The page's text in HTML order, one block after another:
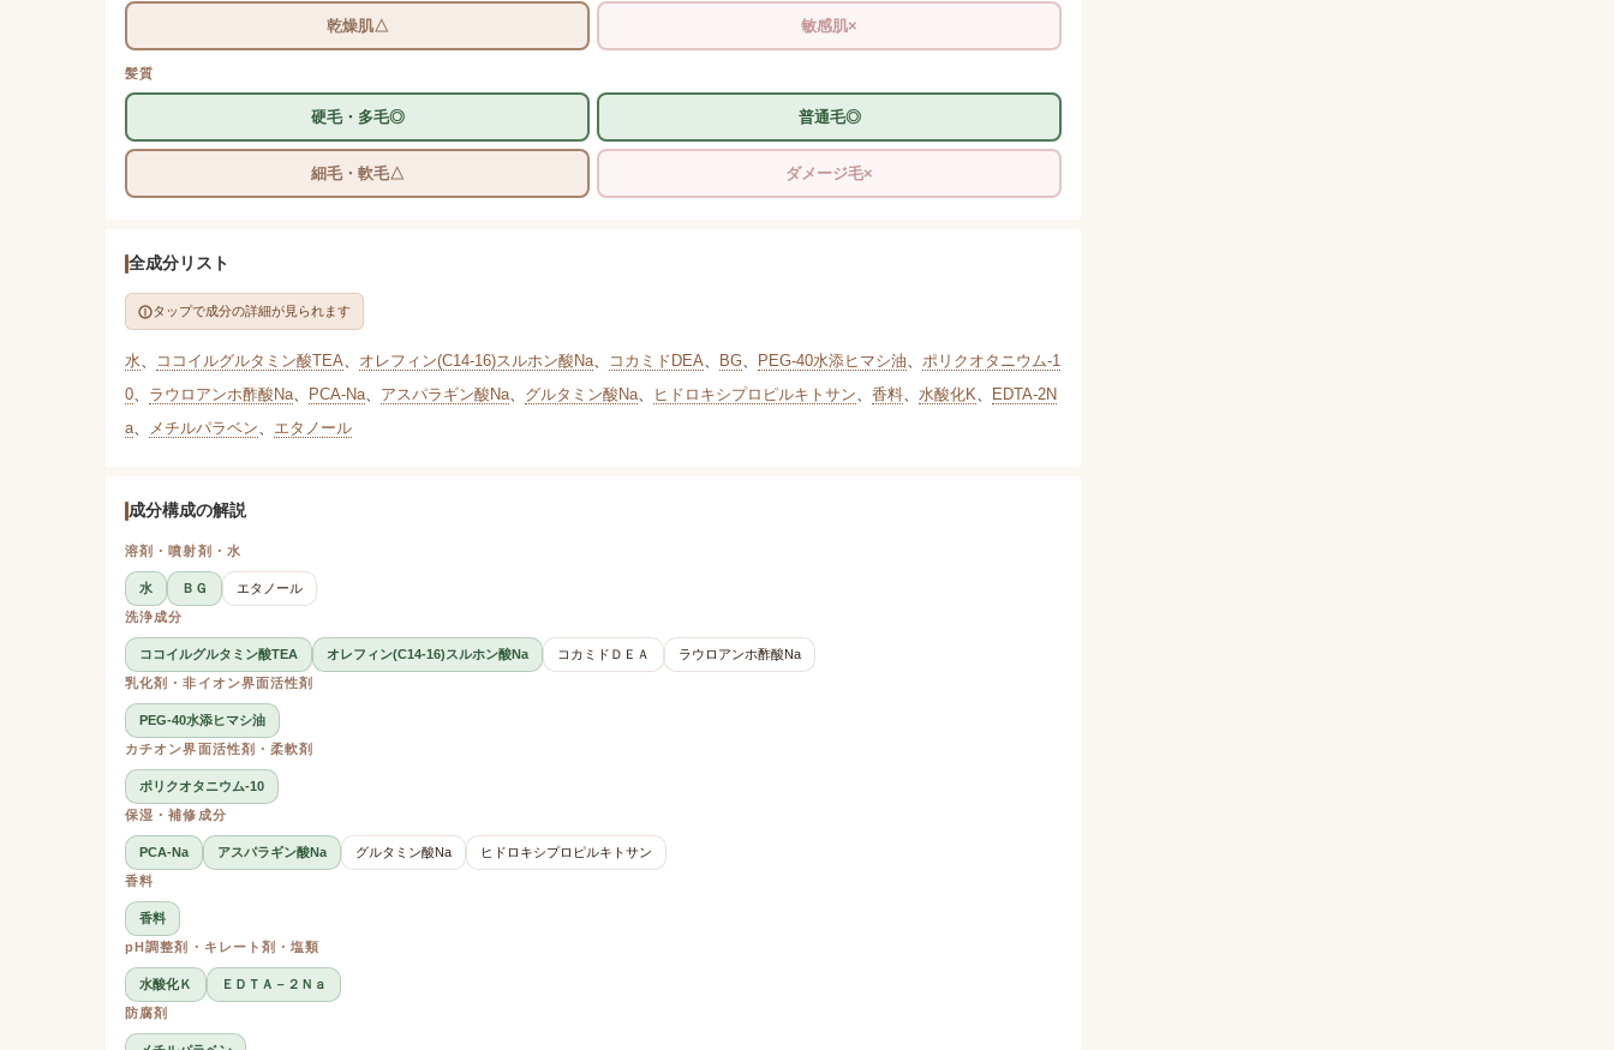
乾燥肌△ 敏感肌×
髪質
硬毛・多毛◎ 普通毛◎
細毛・軟毛△ ダメージ毛×
全成分リスト
タップで成分の詳細が見られます
水、 ココイルグルタミン酸TEA、 オレフィン(C14-16)スルホン酸Na、 コカミドDEA、 BG、 PEG-40水添ヒマシ油、 ポリクオタニウム-1
0、 ラウロアンホ酢酸Na、 PCA-Na、 アスパラギン酸Na、 グルタミン酸Na、 ヒドロキシプロピルキトサン、 香料、 水酸化K、
EDTA-2N
a、 メチルパラベン、 エタノール
成分構成の解説
溶剤・噴射剤・水
水 ＢＧ
エタノール
洗浄成分
ココイルグルタミン酸TEA オレフィン(C14-16)スルホン酸Na コカミドＤＥＡ
ラウロアンホ酢酸Na
乳化剤・非イオン界面活性剤
PEG-40水添ヒマシ油
カチオン界面活性剤・柔軟剤
ポリクオタニウム-10
保湿・補修成分
PCA-Na アスパラギン酸Na グルタミン酸Na
ヒドロキシプロピルキトサン
香料
香料
pH調整剤・キレート剤・塩類
水酸化Ｋ
ＥＤＴＡ－２Ｎａ
防腐剤